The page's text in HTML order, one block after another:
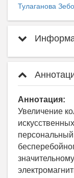
Тулаганова
Аннотация:
Увеличение